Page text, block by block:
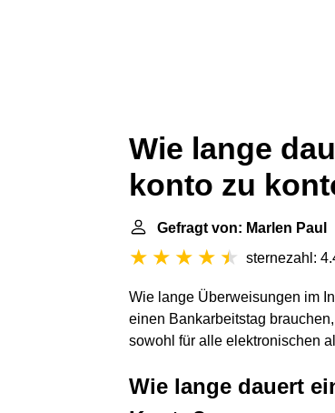
Wie lange
konto zu
Gefragt von: Marlen Paul
sternezahl:
Wie lange Überweisungen im
einen Bankarbeitstag
sowohl für alle elektronischen
Wie lange dauert